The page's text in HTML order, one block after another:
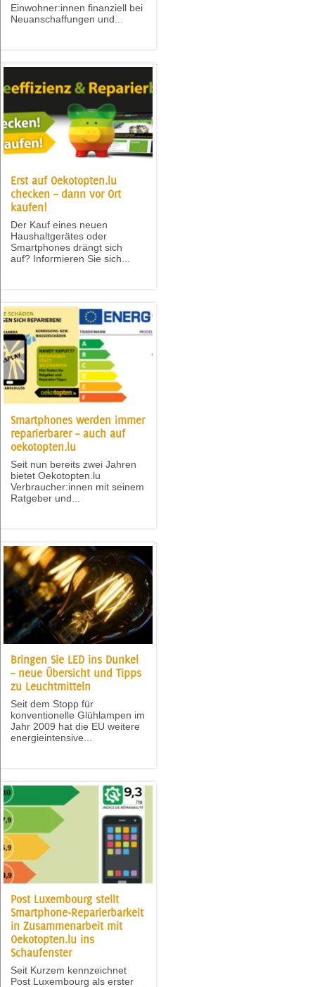
Einwohner:innen finanziell bei
Neuanschaffungen und...
Erst auf Oekotopten.lu
checken – dann vor Ort
kaufen!
Der Kauf eines neuen
Haushaltgerätes oder
Smartphones drängt sich
auf? Informieren Sie sich...
Smartphones werden immer
reparierbarer – auch auf
oekotopten.lu
Seit nun bereits zwei Jahren
bietet Oekotopten.lu
Verbraucher:innen mit seinem
Ratgeber und...
Bringen Sie LED ins Dunkel
– neue Übersicht und Tipps
zu Leuchtmitteln
Seit dem Stopp für
konventionelle Glühlampen im
Jahr 2009 hat die EU weitere
energieintensive...
Post Luxembourg stellt
Smartphone-Reparierbarkeit
in Zusammenarbeit mit
Oekotopten.lu ins
Schaufenster
Seit Kurzem kennzeichnet
Post Luxembourg als erster